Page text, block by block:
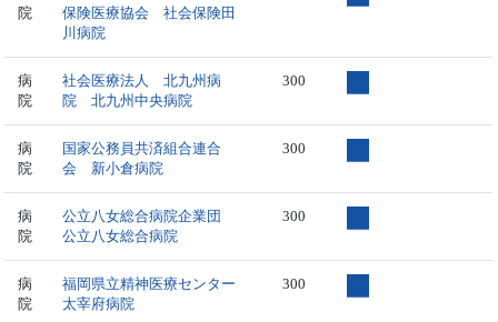
院
保険医療協会 社会保険田
川病院
病
院
社会医療法人 北九州病
院 北九州中央病院
300
病
院
国家公務員共済組合連合
会 新小倉病院
300
病
院
公立八女総合病院企業団
公立八女総合病院
300
病
院
福岡県立精神医療センター
太宰府病院
300